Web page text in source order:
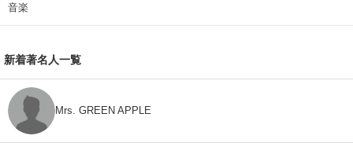
音楽
新着著名人一覧
Mrs. GREEN APPLE